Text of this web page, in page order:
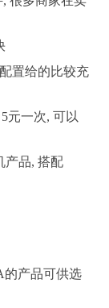
置给的比较充
元一次, 可以
产品, 搭配
的产品可供选